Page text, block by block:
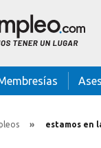
estamos en